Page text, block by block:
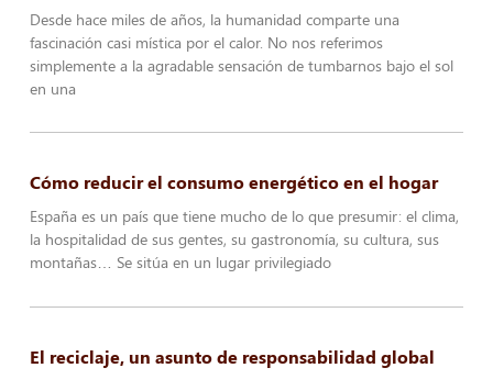
Desde hace miles de años, la humanidad comparte una
fascinación casi mística por el calor. No nos referimos
simplemente a la agradable sensación de tumbarnos bajo el sol
en una
Cómo reducir el consumo energético en el hogar
España es un país que tiene mucho de lo que presumir: el clima,
la hospitalidad de sus gentes, su gastronomía, su cultura, sus
montañas… Se sitúa en un lugar privilegiado
El reciclaje, un asunto de responsabilidad global